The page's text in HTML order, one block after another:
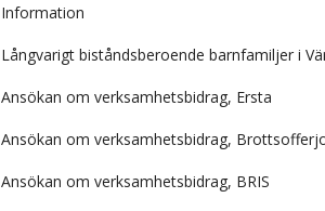
Information
Långvarigt biståndsberoende barnfamiljer i
Ansökan om verksamhetsbidrag, Ersta
Ansökan om verksamhetsbidrag,
Ansökan om verksamhetsbidrag, BRIS